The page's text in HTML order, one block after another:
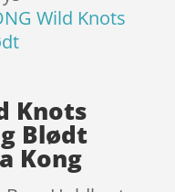
Wild Knots
Knots
Blødt
Kong